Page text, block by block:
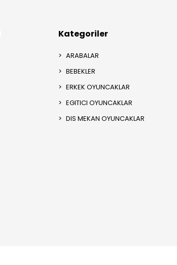
Kategoriler
ARABALAR
BEBEKLER
ERKEK OYUNCAKLAR
EGITICI OYUNCAKLAR
DIS MEKAN OYUNCAKLAR